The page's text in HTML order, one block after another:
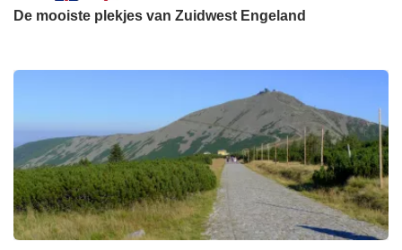
De mooiste plekjes van Zuidwest Engeland